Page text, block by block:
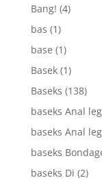
Bang! (4)
bas (1)
base (1)
Basek (1)
Baseks (138)
baseks Anal
baseks Anal
baseks
baseks Di (2)